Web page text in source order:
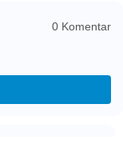
0 Komentar